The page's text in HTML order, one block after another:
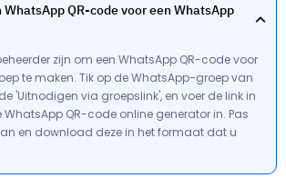
QR-code voor een WhatsApp
zijn om een WhatsApp QR-code voor
te maken. Tik op de WhatsApp-groep van
'Uitnodigen via groepslink', en voer de link in
QR-code online generator in. Pas
en download deze in het formaat dat u